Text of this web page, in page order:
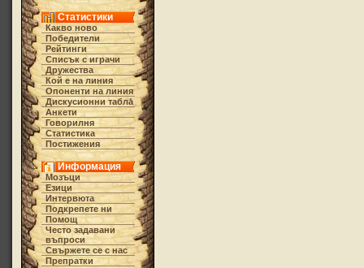
Статистики
Какво ново
Победители
Рейтинги
Списък с играчи
Дружества
Кой е на линия
Опоненти на линия
Дискусионни табла́
Анкети
Говорилня
Статистика
Постижения
Информация
Мозъци
Езици
Интервюта
Подкрепете ни
Помощ
Често задавани
въпроси
Свържете се с нас
Препратки